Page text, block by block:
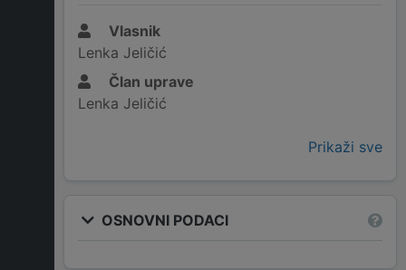
Vlasnik
Lenka Jeličić
Član uprave
Lenka Jeličić
Prikaži sve
OSNOVNI PODACI